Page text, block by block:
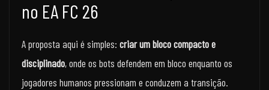
no EA FC 26
A proposta aqui é simples: criar um bloco compacto e
disciplinado, onde os bots defendem em bloco enquanto os
jogadores humanos pressionam e conduzem a transição.